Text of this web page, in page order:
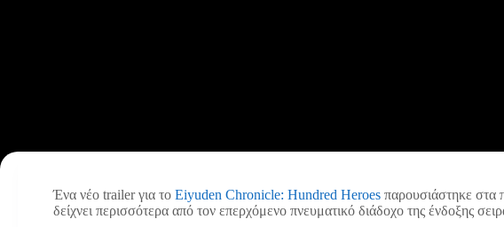
Ένα νέο trailer για το Eiyuden Chronicle: Hundred Heroes παρουσιάστηκε στα
δείχνει περισσότερα από τον επερχόμενο πνευματικό διάδοχο της ένδοξης